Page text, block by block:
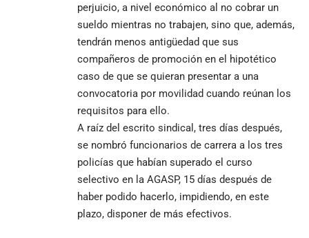
perjuicio, a nivel económico al no cobrar un
sueldo mientras no trabajen, sino que, además,
tendrán menos antigüedad que sus
compañeros de promoción en el hipotético
caso de que se quieran presentar a una
convocatoria por movilidad cuando reúnan los
requisitos para ello.
A raíz del escrito sindical, tres días después,
se nombró funcionarios de carrera a los tres
policías que habían superado el curso
selectivo en la AGASP, 15 días después de
haber podido hacerlo, impidiendo, en este
plazo, disponer de más efectivos.